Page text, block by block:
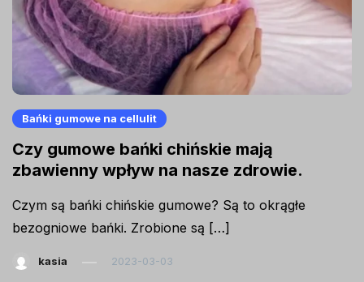
Bańki gumowe na cellulit
Czy gumowe bańki chińskie mają
zbawienny wpływ na nasze zdrowie.
Czym są bańki chińskie gumowe? Są to okrągłe
bezogniowe bańki. Zrobione są […]
kasia 2023-03-03